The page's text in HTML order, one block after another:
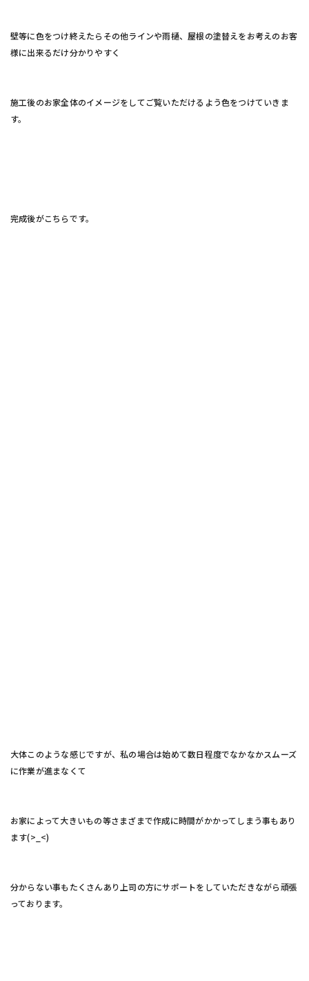
壁等に色をつけ終えたらその他ラインや雨樋、屋根の塗替えをお考えのお客
様に出来るだけ分かりやすく
施工後のお家全体のイメージをしてご覧いただけるよう色をつけていきま
す。
完成後がこちらです。
大体このような感じですが、私の場合は始めて数日程度でなかなかスムーズ
に作業が進まなくて
お家によって大きいもの等さまざまで作成に時間がかかってしまう事もあり
ます(>_<)
分からない事もたくさんあり上司の方にサポートをしていただきながら頑張
っております。